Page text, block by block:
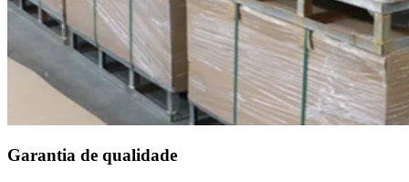
Garantia de qualidade